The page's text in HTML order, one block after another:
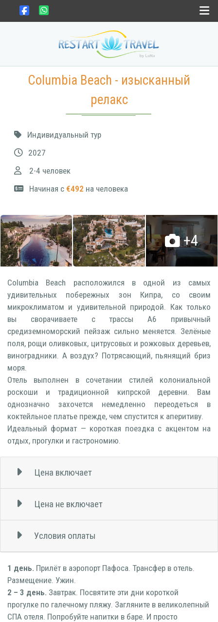
Выбрать месяц
Новости
Контакты
Columbia Beach - изысканный
релакс
Индивидуальный тур
2027
2-4 человек
Начиная с €492 на человека
+4
Columbia Beach расположился в одной из самых
удивительных побережных зон Кипра, со своим
микроклиматом и удивительной природой. Как только
вы сворачиваете с трассы А6 привычный
средиземноморский пейзаж сильно меняется. Зелёные
поля, рощи оливковых, цитрусовых и рожковых деревьев,
виноградники. А воздух? Потрясающий, пьянящий бриз
моря.
Отель выполнен в сочетании стилей колониальной
роскоши и традиционной кипрской деревни. Вам
однозначно захочется немедленно переодеться в
коктейльное платье прежде, чем спустится к аперитиву.
Идеальный формат — короткая поездка с акцентом на
отдых, прогулки и гастрономию.
Цена включает
Цена не включает
Условия оплаты
1 день. Прилёт в аэропорт Пафоса. Трансфер в отель.
Размещение. Ужин.
2 – 3 день. Завтрак. Посвятите эти дни короткой
прогулке по галечному пляжу. Загляните в великолепный
СПА отеля. Попробуйте напитки в баре. И просто